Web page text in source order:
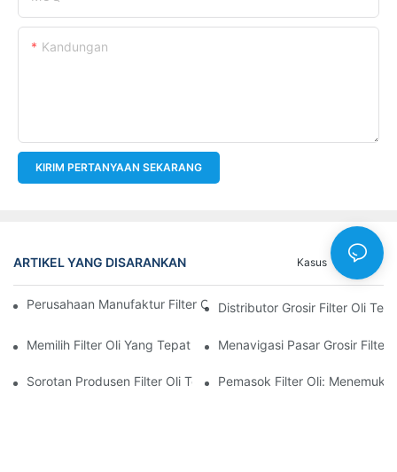
Kandungan
KIRIM PERTANYAAN SEKARANG
ARTIKEL YANG DISARANKAN Berita
Kasus
Perusahaan Manufaktur Filter Oli Teratas: Tinjauan
Distributor Grosir Filter Oli
Memilih Filter Oli Yang Tepat Untuk Model Kendaraan Anda:
Menavigasi Pasar Grosir Filter
Sorotan Produsen Filter Oli Terkemuka Dan Inovasi Mereka
Pemasok Filter Oli: